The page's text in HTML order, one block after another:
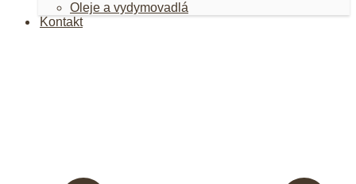
Oleje a vydymovadlá
Kontakt